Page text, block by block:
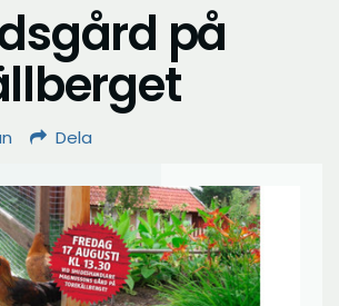
på
Dela